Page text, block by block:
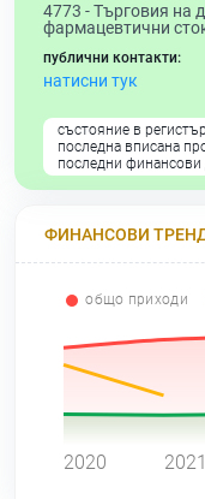
4773 -Търговия на
фармацевтични
публични контакти:
натисни тук
състояние в
последна вписана
последни финансови
ФИНАНСОВИ
общо приходи
2020 2021